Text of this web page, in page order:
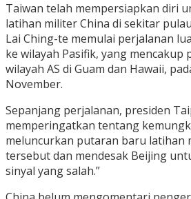
Taiwan telah mempersiapkan diri
latihan militer China di sekitar
Lai Ching-te memulai perjalanan
ke wilayah Pasifik, yang mencakup
wilayah AS di Guam dan Hawaii,
November.
Sepanjang perjalanan, presiden
memperingatkan tentang
meluncurkan putaran baru latihan
tersebut dan mendesak Beijing
sinyal yang salah.”